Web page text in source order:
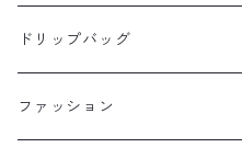
200g
ドリップバッグ
ファッション